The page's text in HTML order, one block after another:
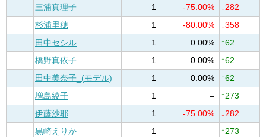
三浦真理子
1 -75.00%
↓282
杉浦里穂
1 -80.00%
↓358
田中セシル
1 0.00%
↑62
橋野真依子
1 0.00%
↑62
田中美奈子_(モデル)
1 0.00%
↑62
増島綾子
1 –
↑273
伊藤沙耶
1 -75.00%
↓282
黒崎えりか
1 –
↑273